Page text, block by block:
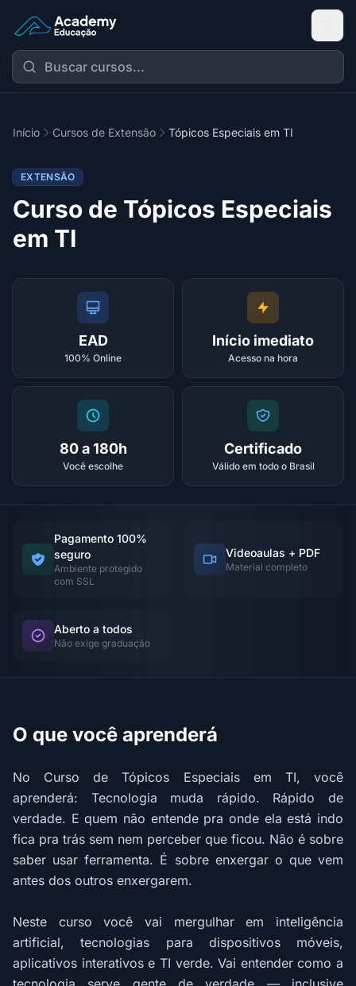
Academy Extensão
Início Cursos de Extensão Tópicos Especiais em TI
EXTENSÃO
Curso de Tópicos Especiais
em TI
EAD
100% Online
Início imediato
Acesso na hora
80 a 180h
Você escolhe
Certificado
Válido em todo o Brasil
Pagamento 100%
seguro
Ambiente protegido
com SSL
Videoaulas + PDF
Material completo
Aberto a todos
Não exige graduação
O que você aprenderá
No Curso de Tópicos Especiais em TI, você
aprenderá: Tecnologia muda rápido. Rápido de
verdade. E quem não entende pra onde ela está indo
fica pra trás sem nem perceber que ficou. Não é sobre
saber usar ferramenta. É sobre enxergar o que vem
antes dos outros enxergarem.
Neste curso você vai mergulhar em inteligência
artificial, tecnologias para dispositivos móveis,
aplicativos interativos e TI verde. Vai entender como a